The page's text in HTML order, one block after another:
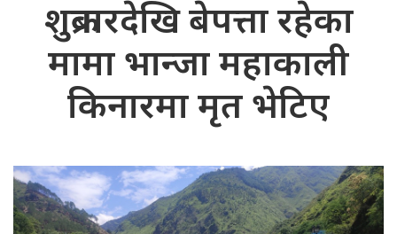
शुक्रबारदेखि बेपत्ता रहेका
मामा भान्जा महाकाली
किनारमा मृत भेटिए